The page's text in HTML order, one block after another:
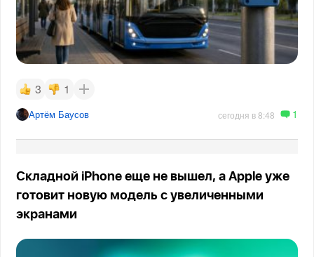
3 1
Артём Баусов сегодня в 8:48 1
Складной iPhone еще не вышел, а Apple уже
готовит новую модель с увеличенными
экранами